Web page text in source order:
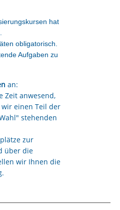
hat
obligatorisch.
Aufgaben zu
an:
Zeit anwesend,
einen Teil der
stehenden
zur
über die
wir Ihnen die